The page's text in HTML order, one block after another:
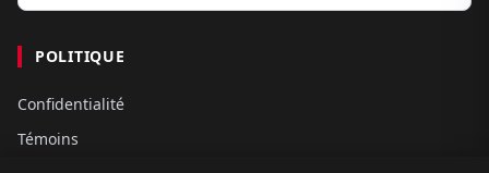
POLITIQUE
Confidentialité
Témoins